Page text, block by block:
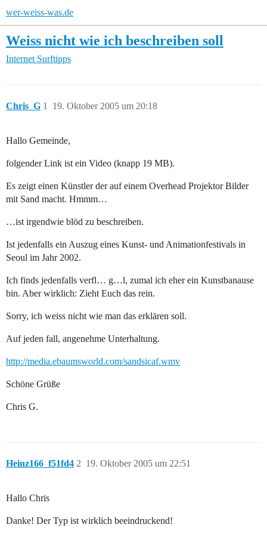
wer-weiss-was.de
Weiss nicht wie ich beschreiben soll
Internet Surftipps
Chris_G 19. Oktober 2005 um 20:18
1
Hallo Gemeinde,
folgender Link ist ein Video (knapp 19 MB).
Es zeigt einen Künstler der auf einem Overhead Projektor Bilder
mit Sand macht. Hmmm…
…ist irgendwie blöd zu beschreiben.
Ist jedenfalls ein Auszug eines Kunst- und Animationfestivals in
Seoul im Jahr 2002.
Ich finds jedenfalls verfl… g…l, zumal ich eher ein Kunstbanause
bin. Aber wirklich: Zieht Euch das rein.
Sorry, ich weiss nicht wie man das erklären soll.
Auf jeden fall, angenehme Unterhaltung.
http://media.ebaumsworld.com/sandsicaf.wmv
Schöne Grüße
Chris G.
Heinz166_f51fd4 19. Oktober 2005 um 22:51
2
Hallo Chris
Danke! Der Typ ist wirklich beeindruckend!